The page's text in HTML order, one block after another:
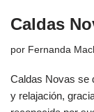
Caldas
por Fernanda
Caldas Novas se
y relajación,